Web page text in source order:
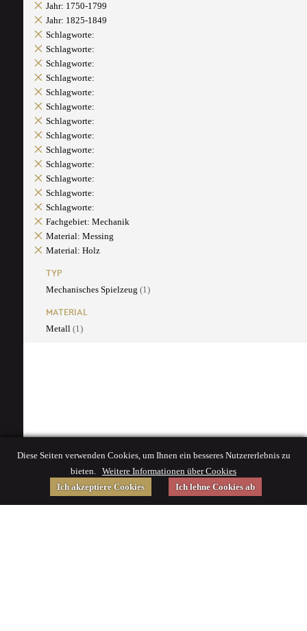
Jahr: 1750-1799
Jahr: 1825-1849
Schlagworte:
Schlagworte:
Schlagworte:
Schlagworte:
Schlagworte:
Schlagworte:
Schlagworte:
Schlagworte:
Schlagworte:
Schlagworte:
Schlagworte:
Schlagworte:
Schlagworte:
Fachgebiet: Mechanik
Material: Messing
Material: Holz
TYP
Mechanisches Spielzeug (1)
MATERIAL
Metall (1)
Diese Seiten verwenden Cookies, um Ihnen ein besseres Nutzererlebnis zu
bieten. Weitere Informationen über Cookies
Ich akzeptiere Cookies
Ich lehne Cookies ab